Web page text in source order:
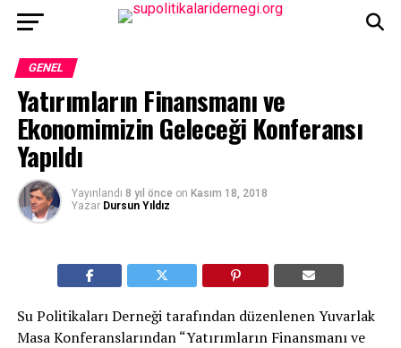
GENEL
Yatırımların Finansmanı ve
Ekonomimizin Geleceği Konferansı
Yapıldı
Yayınlandı 8 yıl önce on Kasım 18, 2018
Yazar Dursun Yıldız
Su Politikaları Derneği tarafından düzenlenen Yuvarlak
Masa Konferanslarından “Yatırımların Finansmanı ve